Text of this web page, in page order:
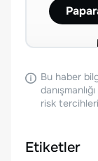
Bu haber
risk
Etiketler